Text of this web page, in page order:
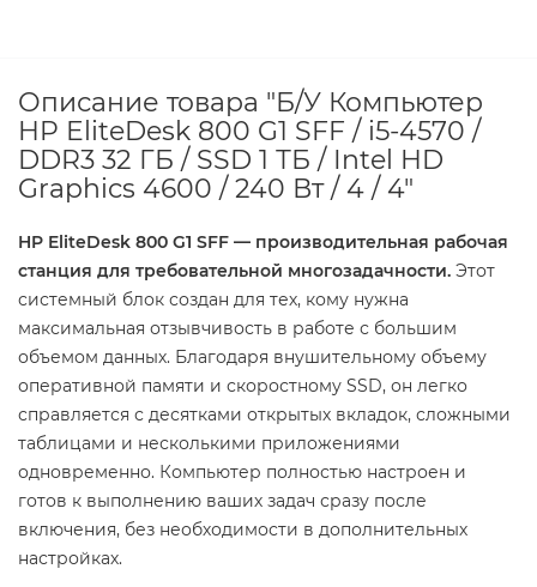
Описание товара "Б/У Компьютер
HP EliteDesk 800 G1 SFF / i5-4570 /
DDR3 32 ГБ / SSD 1 ТБ / Intel HD
Graphics 4600 / 240 Вт / 4 / 4"
HP EliteDesk 800 G1 SFF — производительная рабочая
станция для требовательной многозадачности. Этот
системный блок создан для тех, кому нужна
максимальная отзывчивость в работе с большим
объемом данных. Благодаря внушительному объему
оперативной памяти и скоростному SSD, он легко
справляется с десятками открытых вкладок, сложными
таблицами и несколькими приложениями
одновременно. Компьютер полностью настроен и
готов к выполнению ваших задач сразу после
включения, без необходимости в дополнительных
настройках.